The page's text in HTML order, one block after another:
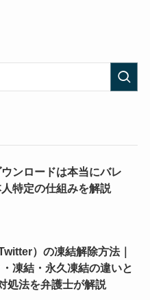
ンロードは本当にバレ
特定の仕組みを解説
）の凍結解除方法｜
・凍結・永久凍結の違いと
処法を弁護士が解説